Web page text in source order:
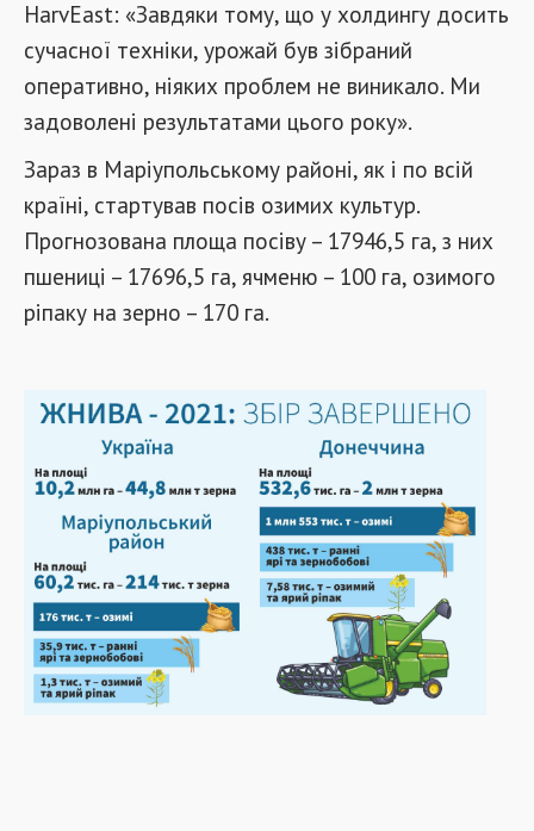
HarvEast: «Завдяки тому, що у холдингу досить
сучасної техніки, урожай був зібраний
оперативно, ніяких проблем не виникало. Ми
задоволені результатами цього року».
Зараз в Маріупольському районі, як і по всій
країні, стартував посів озимих культур.
Прогнозована площа посіву – 17946,5 га, з них
пшениці – 17696,5 га, ячменю – 100 га, озимого
ріпаку на зерно – 170 га.